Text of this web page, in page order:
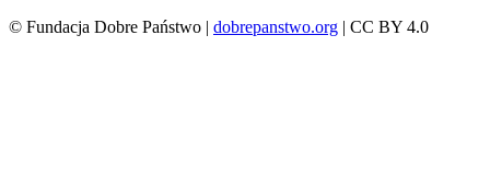
© Fundacja Dobre Państwo | dobrepanstwo.org | CC BY 4.0